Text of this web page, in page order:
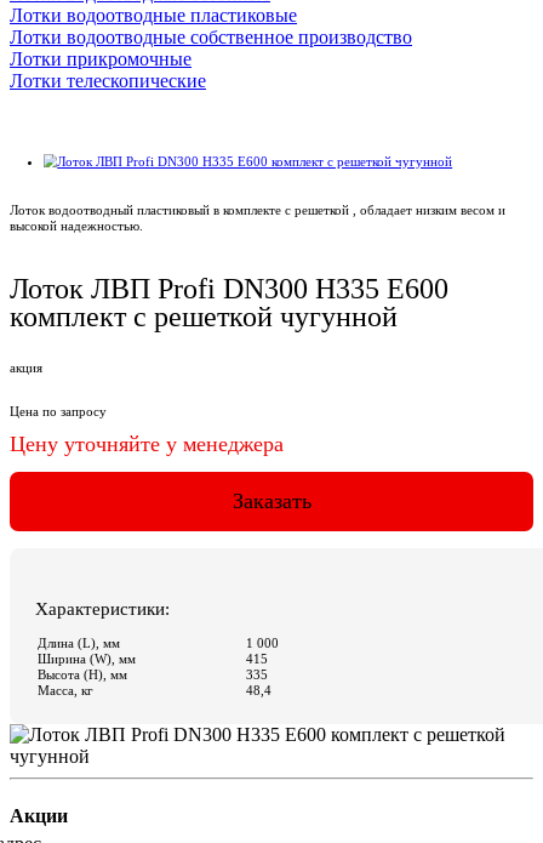
Лотки водоотводные пластиковые
Лотки водоотводные собственное производство
Лотки прикромочные
Лотки телескопические
Акции